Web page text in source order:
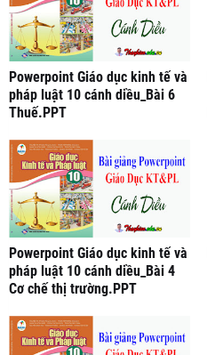
Powerpoint Giáo dục kinh tế và
pháp luật 10 cánh diều_Bài 6
Thuế.PPT
Powerpoint Giáo dục kinh tế và
pháp luật 10 cánh diều_Bài 4
Cơ chế thị trường.PPT